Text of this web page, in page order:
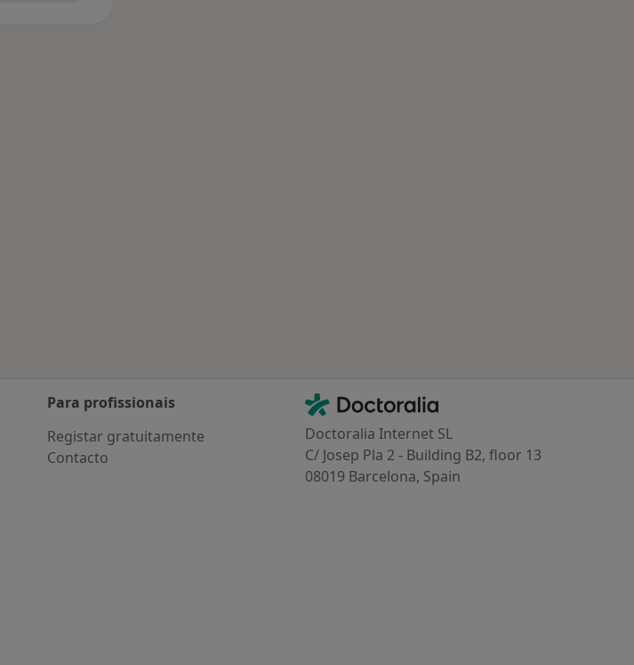
Para profissionais
Registar gratuitamente
Contacto
Contacto
Doctoralia - Homepage
Doctoralia Internet SL
C/ Josep Pla 2 - Building B2, floor 13
08019 Barcelona, Spain